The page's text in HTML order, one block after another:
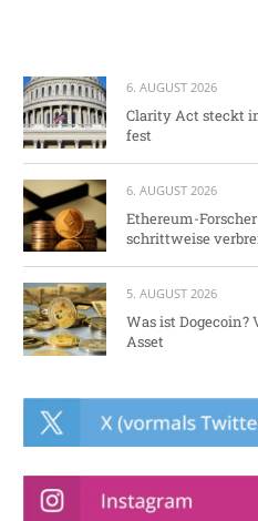
6. AUGUST 2026
Clarity Act steckt
fest
6. AUGUST 2026
Ethereum-
schrittweise
5. AUGUST 2026
Was ist Dogecoin?
Asset